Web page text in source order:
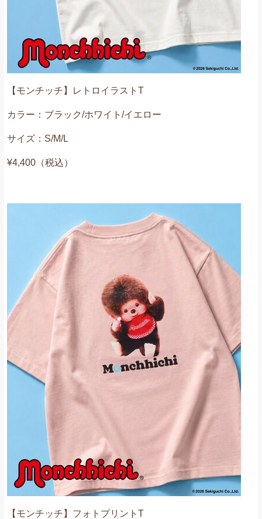
【モンチッチ】レトロイラストT
カラー：ブラック/ホワイト/イエロー
サイズ：S/M/L
¥4,400（税込）
【モンチッチ】フォトプリントT